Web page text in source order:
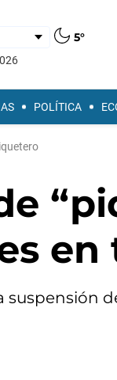
5°
POLÍTICA
suspensión